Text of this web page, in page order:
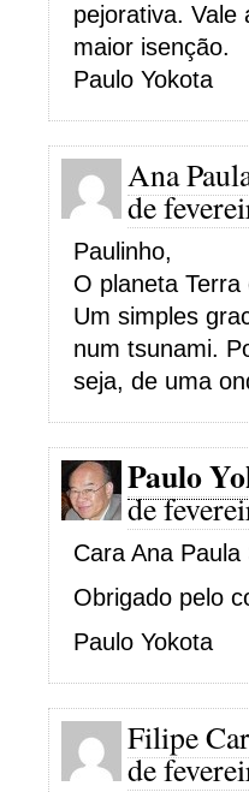
pejorativa. Vale
maior isenção.
Paulo Yokota
Ana
de
Paulinho,
O planeta
Um simples
num tsunami.
seja, de uma
Paulo
de
Cara Ana Paula
Obrigado pelo
Paulo Yokota
Filipe
de